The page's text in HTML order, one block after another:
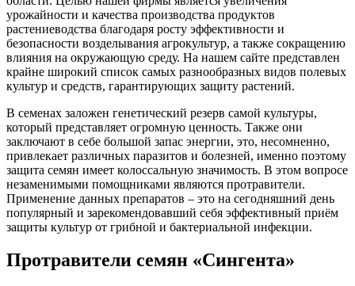
урожайности и качества производства продуктов
растениеводства благодаря росту эффективности и
безопасности возделывания агрокультур, а также сокращению
влияния на окружающую среду. На нашем сайте представлен
крайне широкий список самых разнообразных видов полевых
культур и средств, гарантирующих защиту растений.
В семенах заложен генетический резерв самой культуры,
который представляет огромную ценность. Также они
заключают в себе большой запас энергии, это, несомненно,
привлекает различных паразитов и болезней, именно поэтому
защита семян имеет колоссальную значимость. В этом вопросе
незаменимыми помощниками являются протравители.
Применение данных препаратов – это на сегодняшний день
популярный и зарекомендовавший себя эффективный приём
защиты культур от грибной и бактериальной инфекции.
Протравители семян «Сингента»